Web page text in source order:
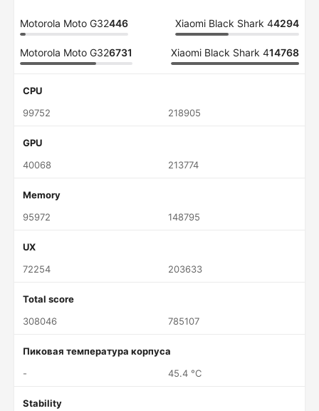
Motorola Moto G32446 Xiaomi Black Shark 44294
Motorola Moto G326731 Xiaomi Black Shark 414768
CPU
99752
218905
GPU
40068
213774
Memory
95972
148795
UX
72254
203633
Total score
308046
785107
Пиковая температура корпуса
-
45.4 °C
Stability